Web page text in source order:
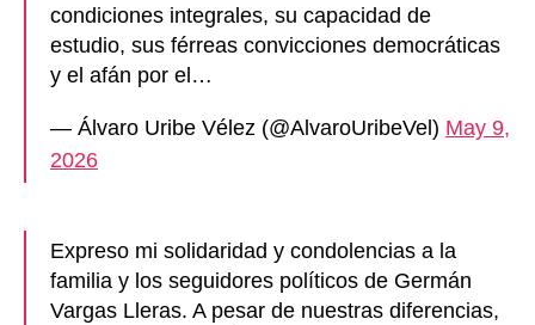
condiciones integrales, su capacidad de
estudio, sus férreas convicciones democráticas
y el afán por el…
— Álvaro Uribe Vélez (@AlvaroUribeVel) May 9,
2026
Expreso mi solidaridad y condolencias a la
familia y los seguidores políticos de Germán
Vargas Lleras. A pesar de nuestras diferencias,